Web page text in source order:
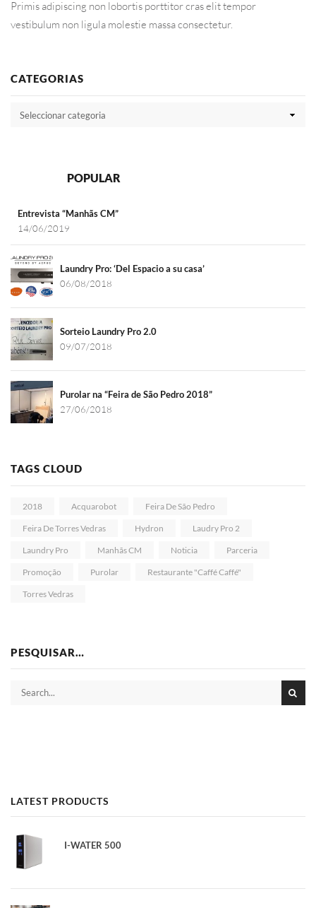
Primis adipiscing non lobortis porttitor cras elit tempor
vestibulum non ligula molestie massa consectetur.
CATEGORIAS
POPULAR
Entrevista “Manhãs CM”
14/06/2019
Laundry Pro: ‘Del Espacio a su casa’
06/08/2018
Sorteio Laundry Pro 2.0
09/07/2018
Purolar na “Feira de São Pedro 2018”
27/06/2018
TAGS CLOUD
2018 Acquarobot Feira De São Pedro
Feira De Torres Vedras Hydron Laudry Pro 2
Laundry Pro Manhãs CM Noticia Parceria
Promoção Purolar Restaurante "Caffé Caffé"
Torres Vedras
PESQUISAR…
LATEST PRODUCTS
I-WATER 500